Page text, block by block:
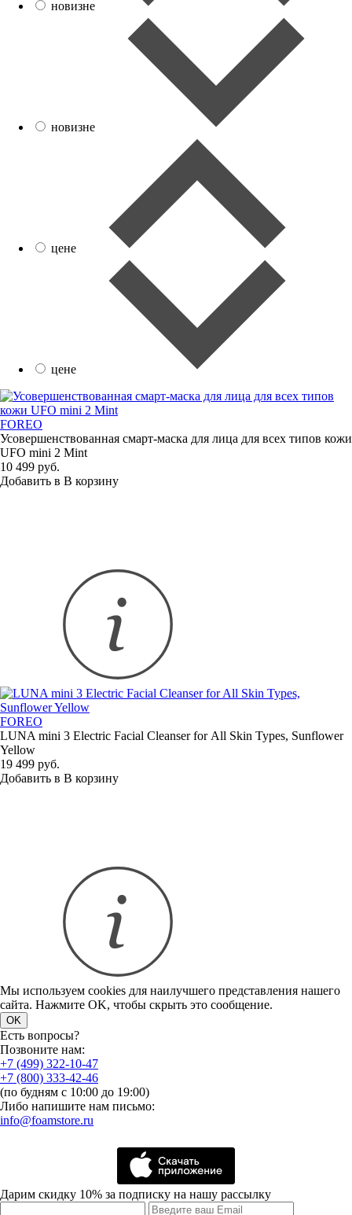
новизне
новизне
цене
цене
FOREO
Усовершенствованная смарт-маска для лица для всех типов кожи
UFO mini 2 Mint
10 499 руб.
Добавить в В корзину
FOREO
LUNA mini 3 Electric Facial Cleanser for All Skin Types, Sunflower
Yellow
19 499 руб.
Добавить в В корзину
Мы используем cookies для наилучшего представления нашего
сайта. Нажмите OK, чтобы скрыть это сообщение.
OK
Есть вопросы?
Позвоните нам:
+7 (499) 322-10-47
+7 (800) 333-42-46
(по будням с 10:00 до 19:00)
Либо напишите нам письмо:
info@foamstore.ru
Дарим скидку 10% за подписку на нашу рассылку